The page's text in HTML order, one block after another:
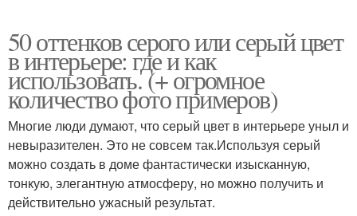
50 оттенков серого или серый цвет
в интерьере: где и как
использовать. (+ огромное
количество фото примеров)
Многие люди думают, что серый цвет в интерьере уныл и
невыразителен. Это не совсем так.Используя серый
можно создать в доме фантастически изысканную,
тонкую, элегантную атмосферу, но можно получить и
действительно ужасный результат.